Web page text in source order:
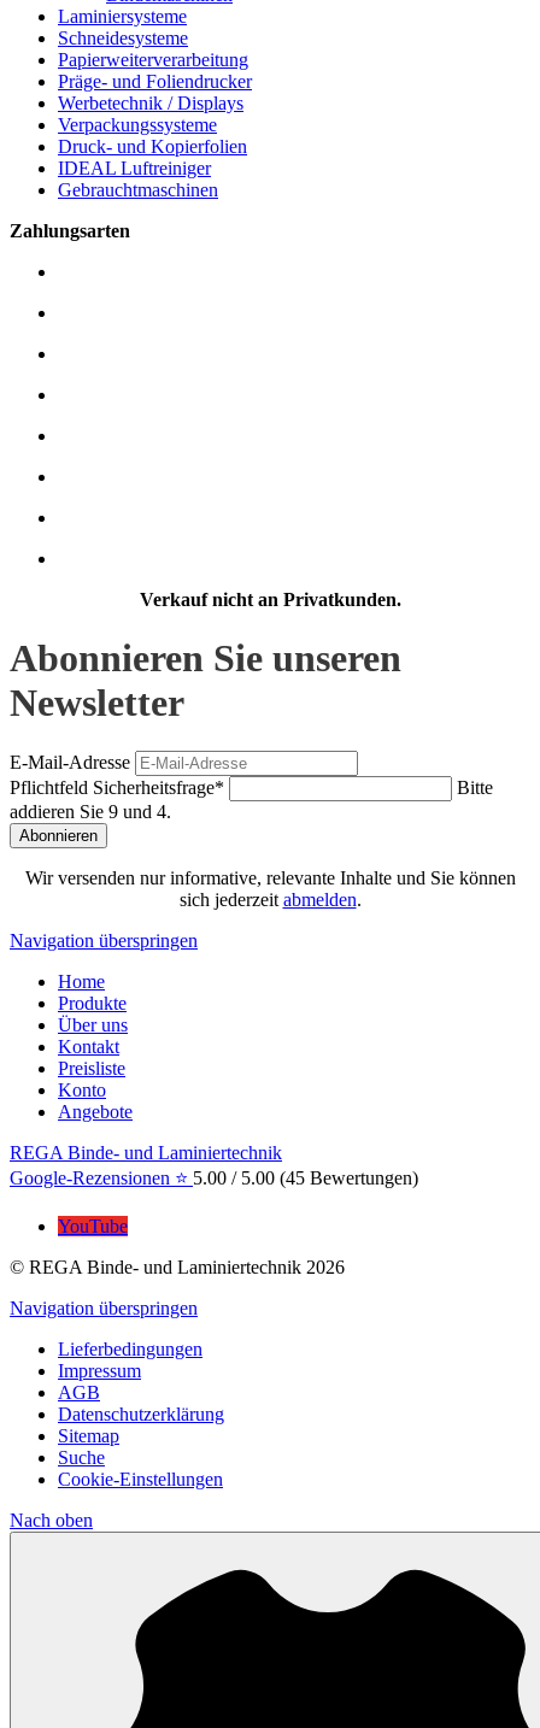
Laminiersysteme
Schneidesysteme
Papierweiterverarbeitung
Präge- und Foliendrucker
Werbetechnik / Displays
Verpackungssysteme
Druck- und Kopierfolien
IDEAL Luftreiniger
Gebrauchtmaschinen
Zahlungsarten
Verkauf nicht an Privatkunden.
Abonnieren Sie unseren
Newsletter
E-Mail-Adresse
Pflichtfeld Sicherheitsfrage*
Bitte
addieren Sie 9 und 4.
Abonnieren
Wir versenden nur informative, relevante Inhalte und Sie können
sich jederzeit abmelden.
Navigation überspringen
Home
Produkte
Über uns
Kontakt
Preisliste
Konto
Angebote
REGA Binde- und Laminiertechnik
Google-Rezensionen ⭐ 5.00 / 5.00 (45 Bewertungen)
YouTube
© REGA Binde- und Laminiertechnik 2026
Navigation überspringen
Lieferbedingungen
Impressum
AGB
Datenschutzerklärung
Sitemap
Suche
Cookie-Einstellungen
Nach oben